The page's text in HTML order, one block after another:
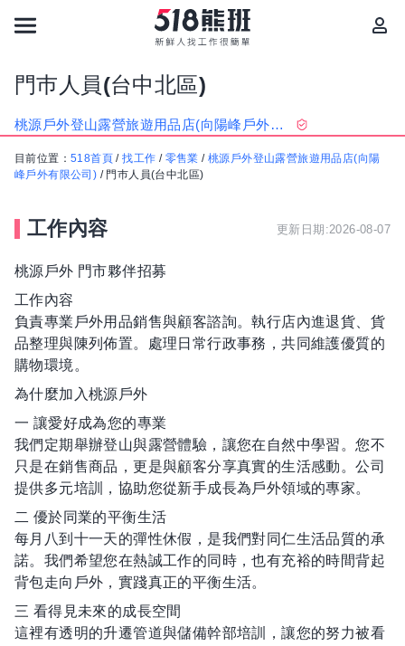
門巿人員(台中北區)
桃源戶外登山露營旅遊用品店(向陽峰戶外有限公司)
目前位置： 518首頁 /找工作 / 零售業 /桃源戶外登山露營旅遊用品店(向陽
峰戶外有限公司) / 門巿人員(台中北區)
工作內容 更新日期:2026-08-07
桃源戶外 門市夥伴招募
工作內容
負責專業戶外用品銷售與顧客諮詢。執行店內進退貨、貨
品整理與陳列佈置。處理日常行政事務，共同維護優質的
購物環境。
為什麼加入桃源戶外
一 讓愛好成為您的專業
我們定期舉辦登山與露營體驗，讓您在自然中學習。您不
只是在銷售商品，更是與顧客分享真實的生活感動。公司
提供多元培訓，協助您從新手成長為戶外領域的專家。
二 優於同業的平衡生活
每月八到十一天的彈性休假，是我們對同仁生活品質的承
諾。我們希望您在熱誠工作的同時，也有充裕的時間背起
背包走向戶外，實踐真正的平衡生活。
三 看得見未來的成長空間
這裡有透明的升遷管道與儲備幹部培訓，讓您的努力被看